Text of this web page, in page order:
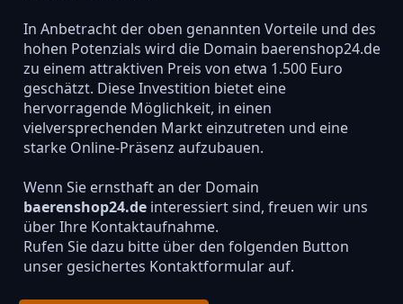
In Anbetracht der oben genannten Vorteile und des
hohen Potenzials wird die Domain baerenshop24.de
zu einem attraktiven Preis von etwa 1.500 Euro
geschätzt. Diese Investition bietet eine
hervorragende Möglichkeit, in einen
vielversprechenden Markt einzutreten und eine
starke Online-Präsenz aufzubauen.
Wenn Sie ernsthaft an der Domain
baerenshop24.deinteressiert sind, freuen wir uns
über Ihre Kontaktaufnahme.
Rufen Sie dazu bitte über den folgenden Button
unser gesichertes Kontaktformular auf.